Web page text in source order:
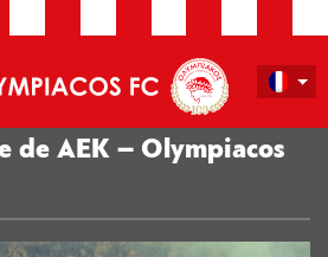
de AEK – Olympiacos